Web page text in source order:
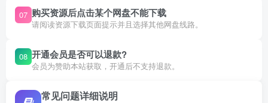
07 购买资源后点击某个网盘不能下载
请阅读资源下载页面提示并且选择其他网盘线路。
08 开通会员是否可以退款?
会员为赞助本站获取，开通后不支持退款。
常见问题详细说明